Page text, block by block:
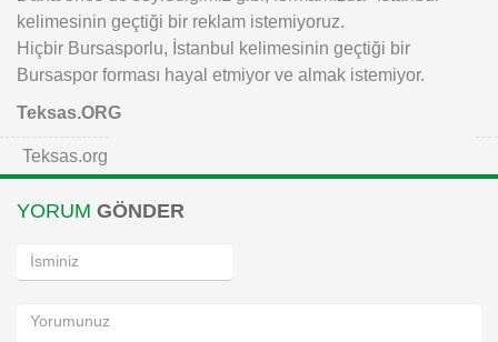
kelimesinin geçtiği bir reklam istemiyoruz.
Hiçbir Bursasporlu, İstanbul kelimesinin geçtiği bir
Bursaspor forması hayal etmiyor ve almak istemiyor.
Teksas.ORG
Teksas.org
YORUM GÖNDER